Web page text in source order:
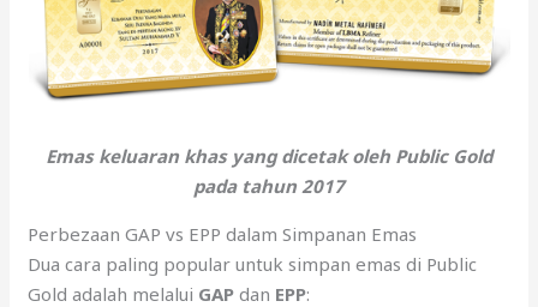
Emas keluaran khas yang dicetak oleh Public Gold
pada tahun 2017
Perbezaan GAP vs EPP dalam Simpanan Emas
Dua cara paling popular untuk simpan emas di Public
Gold adalah melalui GAP dan EPP: